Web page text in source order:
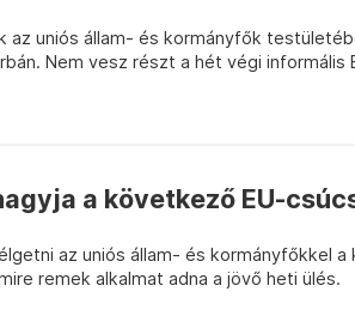
az uniós állam- és kormányfők
Nem vesz részt a hét végi informális
a következő EU-
az uniós állam- és kormányfőkkel
remek alkalmat adna a jövő heti ülés.